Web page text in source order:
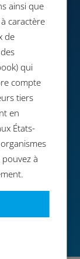
ainsi que
caractère
de
qui
compte
tiers
en
États-
à